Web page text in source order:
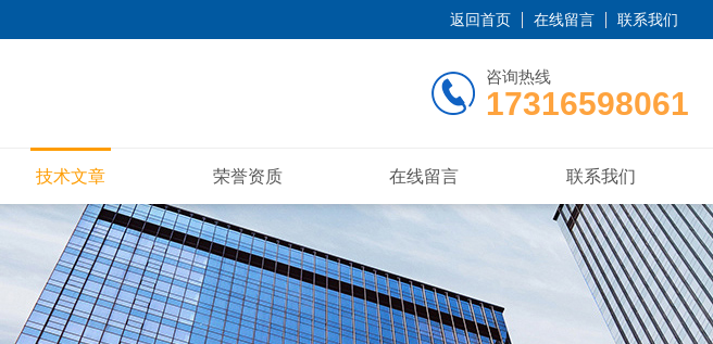
返回首页 在线留言 联系我们
咨询热线
17316598061
技术文章 荣誉资质 在线留言 联系我们